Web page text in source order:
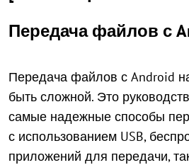
Передача файлов с
Передача файлов с Android
быть сложной. Это
самые надежные способы
с использованием USB,
приложений для передачи,